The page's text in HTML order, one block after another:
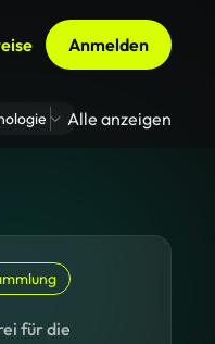
Anmelden
Zoom Virtuelle
Alle anzeigen
für die